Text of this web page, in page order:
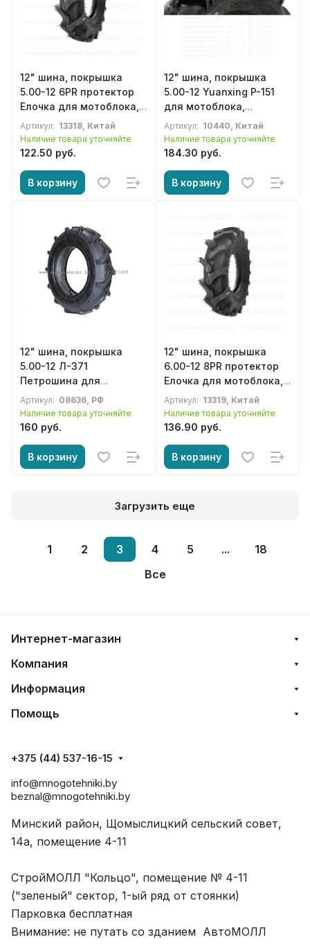
12" шина, покрышка
5.00-12 6PR протектор
Елочка для мотоблока,
культиватора,
минитрактора
Артикул: 13318, Китай
Наличие товара уточняйте
122.50 руб.
В корзину
12" шина, покрышка
5.00-12 Yuanxing P-151
для мотоблока,
культиватора,
минитрактора
Артикул: 10440, Китай
Наличие товара уточняйте
184.30 руб.
В корзину
12" шина, покрышка
5.00-12 Л-371
Петрошина для
мотоблока,
культиватора,
сельхозтехники
Артикул: 08636, РФ
Наличие товара уточняйте
160 руб.
В корзину
12" шина, покрышка
6.00-12 8PR протектор
Елочка для мотоблока,
культиватора,
минитрактора
Артикул: 13319, Китай
Наличие товара уточняйте
136.90 руб.
В корзину
Загрузить еще
1 2 3 4 5 ...
18
Все
Интернет-магазин
Компания
Информация
Помощь
+375 (44) 537-16-15
info@mnogotehniki.by
beznal@mnogotehniki.by
Минский район, Щомыслицкий сельский совет,
14а, помещение 4-11
СтройМОЛЛ "Кольцо", помещение № 4-11
("зеленый" сектор, 1-ый ряд от стоянки)
Парковка бесплатная
Внимание: не путать со зданием АвтоМОЛЛ